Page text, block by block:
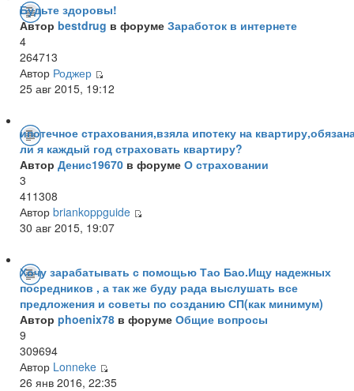
Будьте здоровы!
Автор bestdrug в форуме Заработок в интернете
4
264713
Автор Роджер
25 авг 2015, 19:12
ипотечное страхования,взяла ипотеку на
ли я каждый год страховать квартиру?
Автор Денис19670 в форуме О страховании
3
411308
Автор briankoppguide
30 авг 2015, 19:07
Хочу зарабатывать с помощью Тао Бао.Ищу надежных
посредников , а так же буду рада выслушать все
предложения и советы по созданию СП(как минимум)
Автор phoenix78 в форуме Общие вопросы
9
309694
Автор Lonneke
26 янв 2016, 22:35